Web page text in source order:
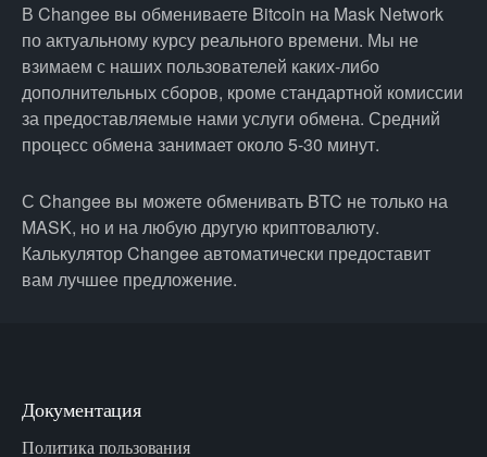
В Changee вы обмениваете Bitcoin на Mask Network
по актуальному курсу реального времени. Мы не
взимаем с наших пользователей каких-либо
дополнительных сборов, кроме стандартной комиссии
за предоставляемые нами услуги обмена. Средний
процесс обмена занимает около 5-30 минут.
С Changee вы можете обменивать BTC не только на
MASK, но и на любую другую криптовалюту.
Калькулятор Changee автоматически предоставит
вам лучшее предложение.
Документация
Политика пользования